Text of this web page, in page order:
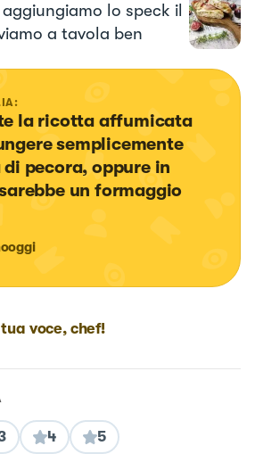
lo speck il
a tavola ben
la ricotta affumicata
semplicemente
pecora, oppure in
un formaggio
voce, chef!
4 5